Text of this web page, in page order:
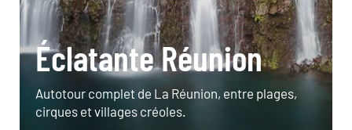
Éclatante Réunion
Autotour complet de La Réunion, entre plages,
cirques et villages créoles.